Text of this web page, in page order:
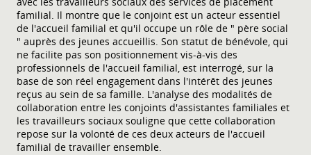
familial. Il montre que le conjoint est un acteur essentiel
de l'accueil familial et qu'il occupe un rôle de " père social
" auprès des jeunes accueillis. Son statut de bénévole, qui
ne facilite pas son positionnement vis-à-vis des
professionnels de l'accueil familial, est interrogé, sur la
base de son réel engagement dans l'intérêt des jeunes
reçus au sein de sa famille. L'analyse des modalités de
collaboration entre les conjoints d'assistantes familiales et
les travailleurs sociaux souligne que cette collaboration
repose sur la volonté de ces deux acteurs de l'accueil
familial de travailler ensemble.